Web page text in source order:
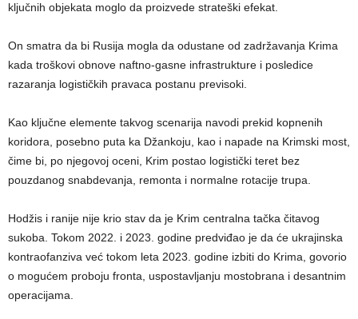
ključnih objekata moglo da proizvede strateški efekat.
On smatra da bi Rusija mogla da odustane od zadržavanja Krima
kada troškovi obnove naftno-gasne infrastrukture i posledice
razaranja logističkih pravaca postanu previsoki.
Kao ključne elemente takvog scenarija navodi prekid kopnenih
koridora, posebno puta ka Džankoju, kao i napade na Krimski most,
čime bi, po njegovoj oceni, Krim postao logistički teret bez
pouzdanog snabdevanja, remonta i normalne rotacije trupa.
Hodžis i ranije nije krio stav da je Krim centralna tačka čitavog
sukoba. Tokom 2022. i 2023. godine predviđao je da će ukrajinska
kontraofanziva već tokom leta 2023. godine izbiti do Krima, govorio
o mogućem proboju fronta, uspostavljanju mostobrana i desantnim
operacijama.